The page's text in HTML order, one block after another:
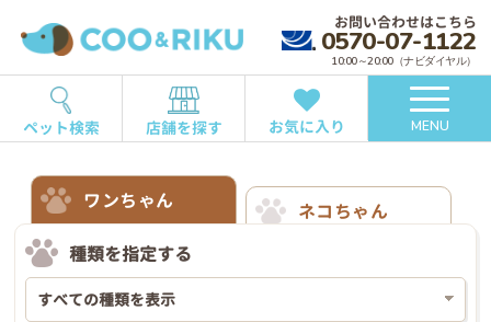
お問い合わせはこちら
0570-07-1122
10:00～20:00（ナビダイヤル）
ペット検索 店舗を探す お気に入り MENU
ワンちゃん
ネコちゃん
種類を指定する